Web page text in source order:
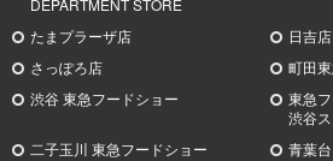
DEPARTMENT STORE
たまプラーザ店
日吉店
さっぽろ店
町田
渋谷 東急フードショー
東急
渋谷
二子玉川 東急フードショー
青葉